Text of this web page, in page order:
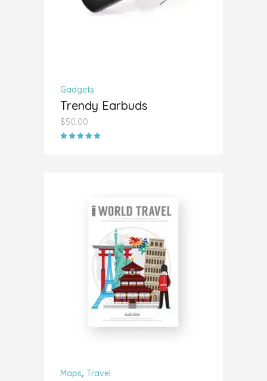
Gadgets
Trendy Earbuds
$50.00
AÑADIR AL CARRITO
Maps, Travel